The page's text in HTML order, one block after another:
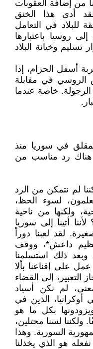
من إضافة العقوبات
أدى هذا الخنق
للبلاد في التعامل
روسيا باعتبارها
تسليم وخيانة البلاد
أسفل الحزام، إذا
الروسي في مقابلة
خاصة عندما
في سوريا منذ
هناك رد مناسب من
لم نتمكن من الرد
لسوء الحظ،
ولكنها من ناحية
أتينا إلى سوريا
لقد لعبنا دوراً
داعش*، ووقف
ذلك استسلمنا
على إقناعنا بألا
إلى القضاء
لم نكن أسياد
أوكرانيا، الذين في
ويزودونها بكل ما هو
ولكننا لسنا محتلين،
السورية. وهذا
هو الذي يخذلنا